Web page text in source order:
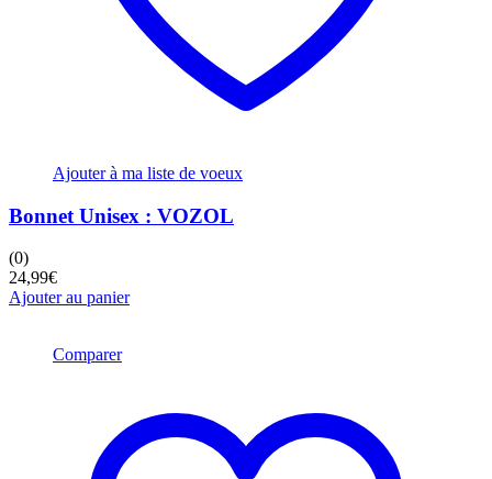
Ajouter à ma liste de voeux
Bonnet Unisex : VOZOL
(0)
24,99€
Ajouter au panier
Comparer